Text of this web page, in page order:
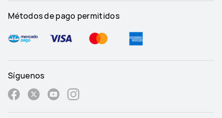
Métodos de pago permitidos
Síguenos